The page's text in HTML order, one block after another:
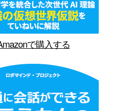
で購入する